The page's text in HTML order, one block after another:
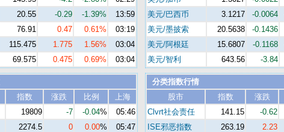
20.55 -0.29 -1.39%
13:59
76.91 0.47 0.61%
03:19
115.475 1.775 1.56%
03:04
69.575 0.475 0.69% 03:04
美元/巴西币
3.1217 -0.0064
美元/墨披索
20.5638 -0.1436
美元/阿根廷
15.6807 -0.1168
美元/智利
643.56 -3.84
指数 涨跌 比例
上海
19809 -7 -0.04%
05:46
2274.5 0 0.00%
05:47
分类指数行情
股市
指数 涨跌
Clvrt社会责任
141.15 -0.62
ISE邪恶指数
263.19 2.23